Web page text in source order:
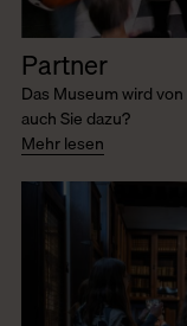
Partner
Das Museum wird
auch Sie dazu?
Mehr lesen